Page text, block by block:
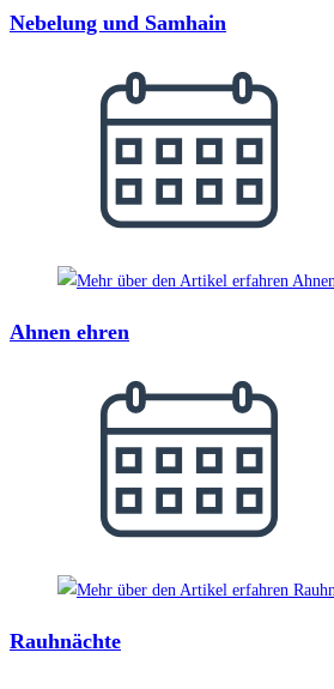
Nebelung und Samhain
Ahnen ehren
Rauhnächte